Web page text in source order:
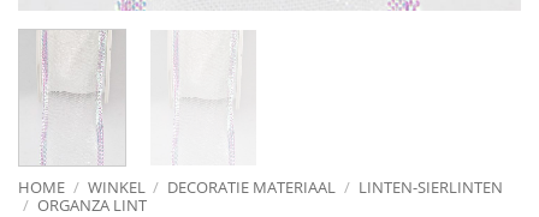
HOME / WINKEL / DECORATIE MATERIAAL / LINTEN-SIERLINTEN
/ ORGANZA LINT